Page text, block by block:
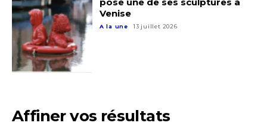
J'accepte lestermes et conditions
* Champ obligatoire
Venise
A la une 13 juillet 2026
Affiner vos résultats